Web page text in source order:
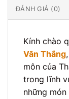
ĐÁNH GIÁ (0)
Kính chào
Văn Thắng
môn của
trong lĩnh
những